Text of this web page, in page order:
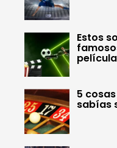
Estos
5
sabías